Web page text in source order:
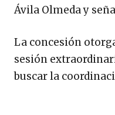
Ávila Olmeda y
La concesión
sesión
buscar la